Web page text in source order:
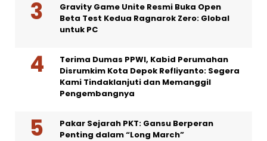
Gravity Game Unite Resmi Buka Open
Beta Test Kedua Ragnarok Zero: Global
untuk PC
Terima Dumas PPWI, Kabid Perumahan
Disrumkim Kota Depok Refliyanto: Segera
Kami Tindaklanjuti dan Memanggil
Pengembangnya
Pakar Sejarah PKT: Gansu Berperan
Penting dalam “Long March”